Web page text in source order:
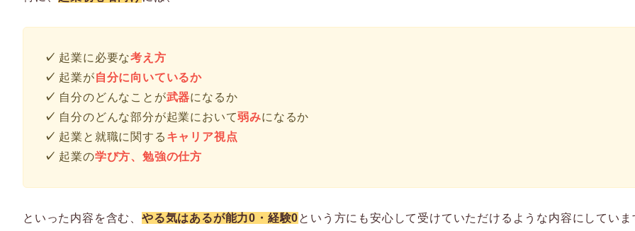
✓ 起業に必要な考え方
✓ 起業が自分に向いているか
✓ 自分のどんなことが武器になるか
✓ 自分のどんな部分が起業において弱みになるか
✓ 起業と就職に関する キャリア視点
✓ 起業の学び方、勉強の仕方
といった内容を含む、 やる気はあるが能力0・経験0という方にも安心して受けていただけるような内容にしていま